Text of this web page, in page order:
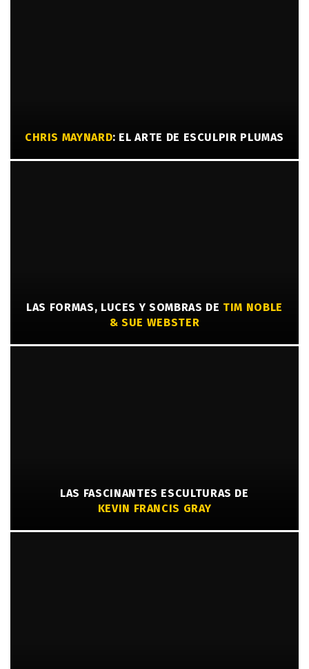
CHRIS MAYNARD: EL ARTE DE ESCULPIR PLUMAS
LAS FORMAS, LUCES Y SOMBRAS DE TIM NOBLE
& SUE WEBSTER
LAS FASCINANTES ESCULTURAS DE
KEVIN FRANCIS GRAY